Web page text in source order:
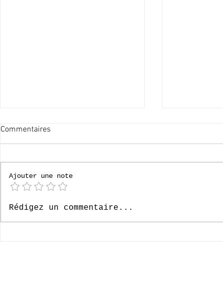
60x merci !
Commentaires
Ajouter une note
Rédigez un commentaire...